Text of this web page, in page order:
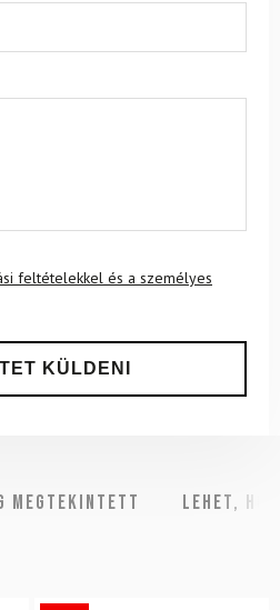
feltételekkel és a személyes
MEGTEKINTETT Lehet,